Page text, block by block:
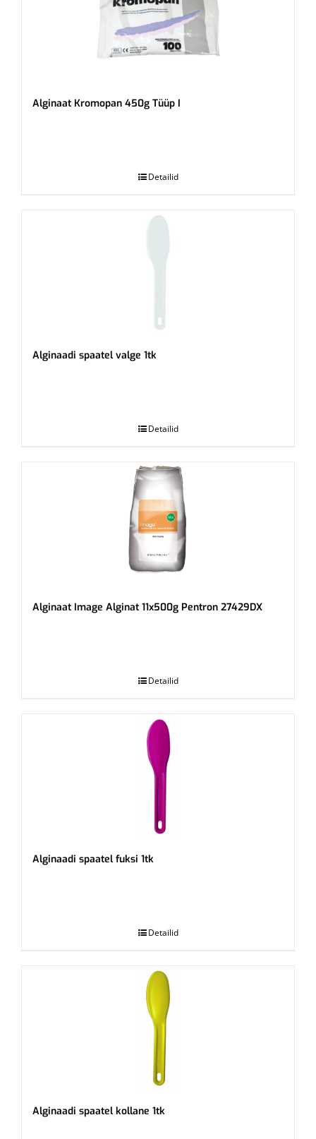
Alginaat Kromopan 450g Tüüp I
Detailid
Alginaadi spaatel valge 1tk
Detailid
Alginaat Image Alginat 11x500g Pentron 27429DX
Detailid
Alginaadi spaatel fuksi 1tk
Detailid
Alginaadi spaatel kollane 1tk